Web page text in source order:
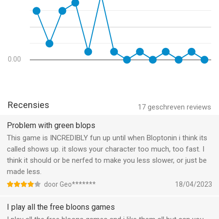
Facebook of Twitter:
https://www.facebook.com/ninjakiwigames/
https://twitter.com/ninjakiwigames
Youtubers en streamers:
video's maken en vertel ons over je kanaal via
--
Bloons Supermonkey 2 van Ninja Kiwi is een app voor iPhone,
iPad en iPod touch met iOS versie 12.0 of hoger, geschikt
bevonden voor gebruikers met leeftijden vanaf
9 jaar.
Informatie voor Bloons Supermonkey 2is het laatst vergeleken
op 10 Aug om 07:35.
0.00
17 geschreven reviews
Recensies
Problem with green blops
This game is INCREDIBLY fun up until when Bloptonin i think its
called shows up. it slows your character too much, too fast. I
think it should or be nerfed to make you less slower, or just be
made less.
door Geo******* 18/04/2023
I play all the free bloons games